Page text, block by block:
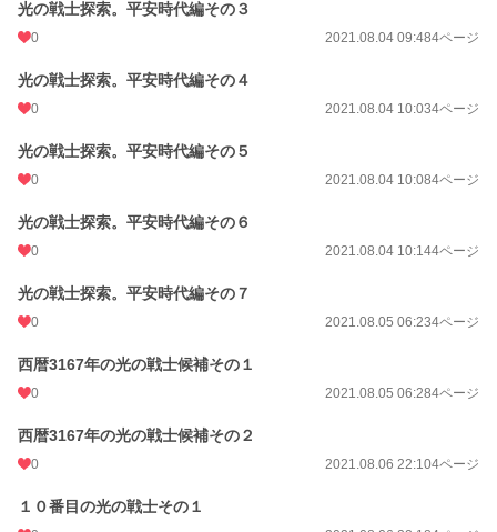
光の戦士探索。平安時代編その３
0 2021.08.04 09:484ページ
光の戦士探索。平安時代編その４
0 2021.08.04 10:034ページ
光の戦士探索。平安時代編その５
0 2021.08.04 10:084ページ
光の戦士探索。平安時代編その６
0 2021.08.04 10:144ページ
光の戦士探索。平安時代編その７
0 2021.08.05 06:234ページ
西暦3167年の光の戦士候補その１
0 2021.08.05 06:284ページ
西暦3167年の光の戦士候補その２
0 2021.08.06 22:104ページ
１０番目の光の戦士その１